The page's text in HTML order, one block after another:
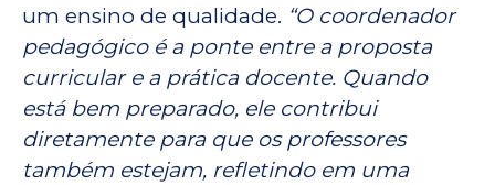
um ensino de qualidade. “O coordenador
pedagógico é a ponte entre a proposta
curricular e a prática docente. Quando
está bem preparado, ele contribui
diretamente para que os professores
também estejam, refletindo em uma